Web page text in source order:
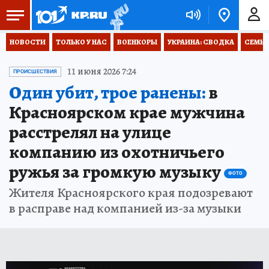
НОВОСТИ ТОЛЬКО У НАС ВОЕНКОРЫ УКРАИНА: СВОДКА
ПРОИСШЕСТВИЯ 11 июня 2026 7:24
Один убит, трое ранены:в
Красноярском крае мужчина
расстрелял на улице
компанию из охотничьего
ружья за громкую музыку
ФОТО
Жителя Красноярского края подозревают
в расправе над компанией из-за музыки